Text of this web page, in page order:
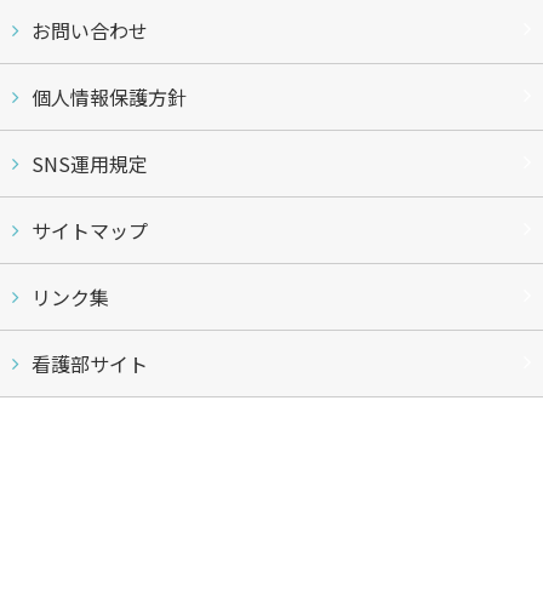
お問い合わせ
個人情報保護方針
SNS運用規定
サイトマップ
リンク集
看護部サイト